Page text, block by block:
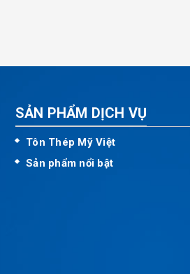
SẢN PHẨM DỊCH VỤ
Tôn Thép Mỹ Việt
Sản phẩm nổi bật